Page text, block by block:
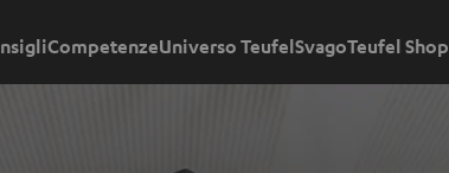
CompetenzeUniverso TeufelSvagoTeufel Shop